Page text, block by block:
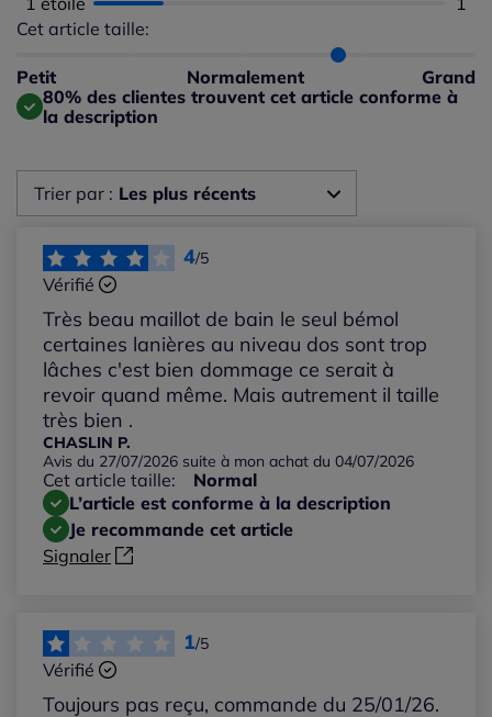
Cet article taille:
Petit Normalement Grand
Répartition du taillant selon les avis clients
Taille grand : 40%
80% des clientes trouvent cet article conforme à
la description
Trier par : Les plus récents
Les plus récents
Les plus anciens
Notes les plus élevées
Notes les plus basses
4/5
Vérifié
Très beau maillot de bain le seul bémol
certaines lanières au niveau dos sont trop
lâches c'est bien dommage ce serait à
revoir quand même. Mais autrement il taille
très bien .
CHASLIN P.
Avis du 27/07/2026 suite à mon achat du 04/07/2026
Cet article taille:
Normal
L’article est conforme à la description
Je recommande cet article
Signaler
1/5
Vérifié
Toujours pas reçu, commande du 25/01/26.